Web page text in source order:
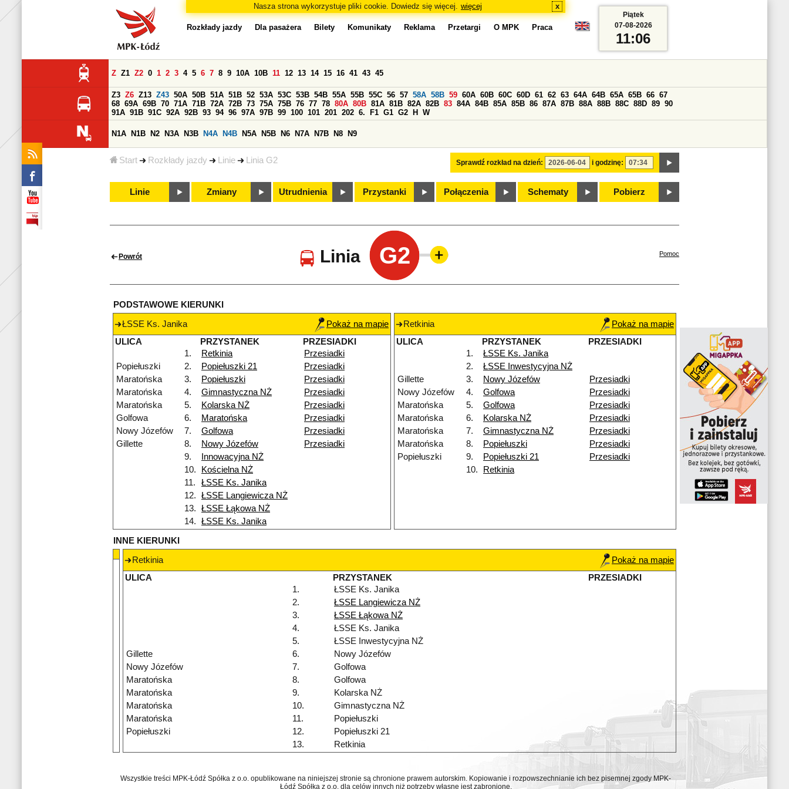
Nasza strona wykorzystuje pliki cookie. Dowiedz się więcej. więcej x
Start Rozkłady jazdy Linie Linia G2
Rozkłady jazdy Dla pasażera Bilety Komunikaty Reklama Przetargi O MPK Praca
Sprawdź rozkład na dzień: i godzinę:
Z Z1 Z2 0 1 2 3 4 5 6 7 8 9 10A 10B 11 12 13 14 15 16 41 43 45
Z3 Z6 Z13 Z43 50A 50B 51A 51B 52 53A 53C 53B 54B 55A 55B 55C 56 57 58A 58B 59 60A 60B 60C 60D 61 62 63 64A 64B 65A 65B 66 67
68 69A 69B 70 71A 71B 72A 72B 73 75A 75B 76 77 78 80A 80B 81A 81B 82A 82B 83 84A 84B 85A 85B 86 87A 87B 88A 88B 88C 88D 89 90
91A 91B 91C 92A 92B 93 94 96 97A 97B 99 100 101 201 202 6. F1 G1 G2 H W
N1A N1B N2 N3A N3B N4A N4B N5A N5B N6 N7A N7B N8 N9
Linie Zmiany Utrudnienia Przystanki Połączenia Schematy Pobierz
Piątek
07-08-2026
11:06
Powrót Linia G2 Pomoc
PODSTAWOWE KIERUNKI
ŁSSE Ks. Janika
Pokaż na mapie
ULICA
PRZYSTANEK
PRZESIADKI
1.
Retkinia
Przesiadki
Popiełuszki
2. Popiełuszki 21
Przesiadki
Maratońska
3. Popiełuszki
Przesiadki
Maratońska
4. Gimnastyczna NŻ
Przesiadki
Maratońska
5. Kolarska NŻ
Przesiadki
Golfowa
6. Maratońska
Przesiadki
Nowy Józefów
7. Golfowa
Przesiadki
Gillette
8. Nowy Józefów
Przesiadki
9.
Innowacyjna NŻ
10.
Kościelna NŻ
11.
ŁSSE Ks. Janika
12.
ŁSSE Langiewicza NŻ
13.
ŁSSE Łąkowa NŻ
14.
ŁSSE Ks. Janika
Retkinia
Pokaż na mapie
ULICA
PRZYSTANEK
PRZESIADKI
1.
ŁSSE Ks. Janika
2.
ŁSSE Inwestycyjna NŻ
Gillette
3. Nowy Józefów
Przesiadki
Nowy Józefów
4. Golfowa
Przesiadki
Maratońska
5. Golfowa
Przesiadki
Maratońska
6. Kolarska NŻ
Przesiadki
Maratońska
7. Gimnastyczna NŻ
Przesiadki
Maratońska
8. Popiełuszki
Przesiadki
Popiełuszki
9. Popiełuszki 21
Przesiadki
10.
Retkinia
INNE KIERUNKI
Retkinia
Pokaż na mapie
ULICA
PRZYSTANEK
PRZESIADKI
1.
ŁSSE Ks. Janika
2.
ŁSSE Langiewicza NŻ
3.
ŁSSE Łąkowa NŻ
4.
ŁSSE Ks. Janika
5.
ŁSSE Inwestycyjna NŻ
Gillette
6.
Nowy Józefów
Nowy Józefów
7.
Golfowa
Maratońska
8.
Golfowa
Maratońska
9.
Kolarska NŻ
Maratońska
10.
Gimnastyczna NŻ
Maratońska
11.
Popiełuszki
Popiełuszki
12.
Popiełuszki 21
13.
Retkinia
Wszystkie treści MPK-Łódź Spółka z o.o. opublikowane na niniejszej stronie są chronione prawem autorskim. Kopiowanie i rozpowszechnianie ich bez pisemnej zgody MPK-
Łódź Spółka z o.o. dla celów innych niż potrzeby własne jest zabronione.